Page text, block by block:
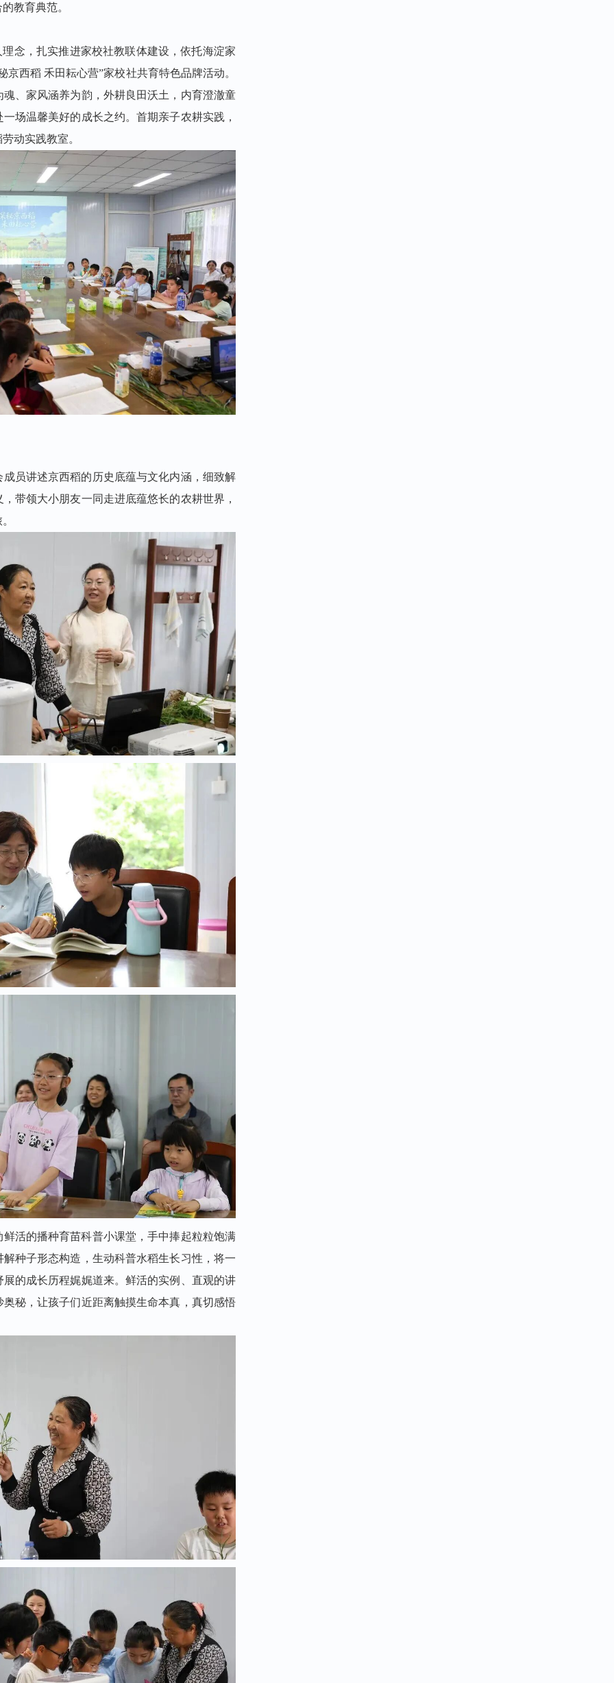
教育典范。
念，扎实推进家校社教联体建设，依托海淀家
西稻 禾田耘心营”家校社共育特色品牌活动。
、家风涵养为韵，外耕良田沃土，内育澄澈童
场温馨美好的成长之约。首期亲子农耕实践，
动实践教室。
成员讲述京西稻的历史底蕴与文化内涵，细致解
带领大小朋友一同走进底蕴悠长的农耕世界，
活的播种育苗科普小课堂，手中捧起粒粒饱满
种子形态构造，生动科普水稻生长习性，将一
的成长历程娓娓道来。鲜活的实例、直观的讲
秘，让孩子们近距离触摸生命本真，真切感悟